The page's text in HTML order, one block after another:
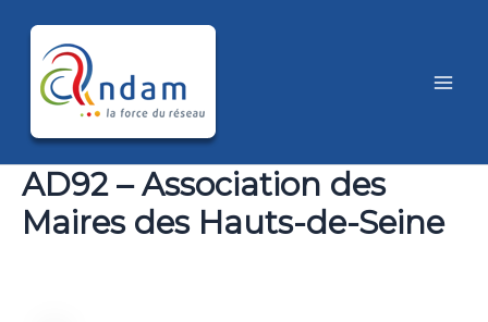
contenu
AD92 – Association des
Maires des Hauts-de-Seine